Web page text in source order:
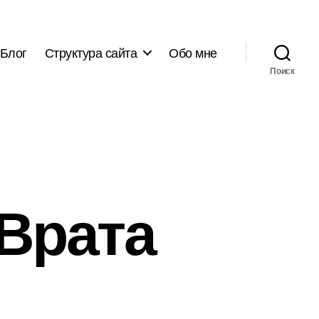
Блог Структура сайта Обо мне
Поиск